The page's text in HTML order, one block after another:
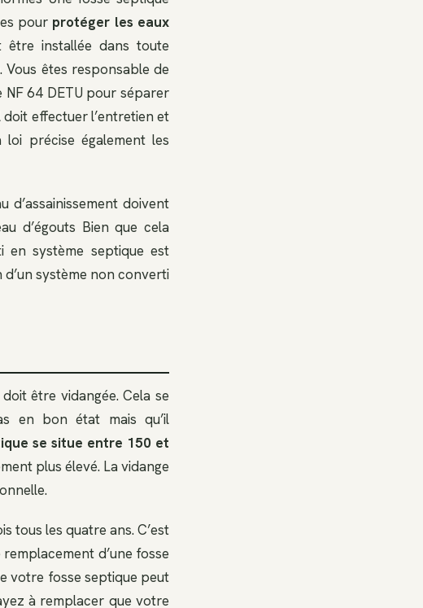
pour protéger les eaux
être installée dans toute
Vous êtes responsable de
NF 64 DETU pour séparer
doit effectuer l’entretien et
précise également les
d’assainissement doivent
d’égouts Bien que cela
en système septique est
système non converti
être vidangée. Cela se
en bon état mais qu’il
se situe entre 150 et
plus élevé. La vidange
tous les quatre ans. C’est
d’une fosse
votre fosse septique peut
à remplacer que votre